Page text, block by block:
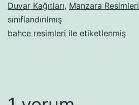
Duvar Kağıtları, Manzara Resimleri
sınıflandırılmış
bahce resimleri ile etiketlenmiş